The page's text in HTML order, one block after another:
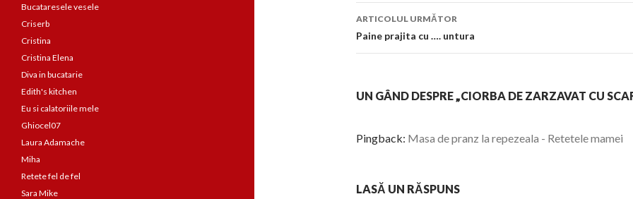
articol
ARTICOLUL URMĂTOR
Paine prajita cu …. untura
UN GÂND DESPRE „CIORBA DE ZARZAVAT CU
Pingback: Masa de pranz la repezeala - Retetele mamei
LASĂ UN RĂSPUNS
Bucataresele vesele
Criserb
Cristina
Cristina Elena
Diva in bucatarie
Edith's kitchen
Eu si calatoriile mele
Ghiocel07
Laura Adamache
Miha
Retete fel de fel
Sara Mike